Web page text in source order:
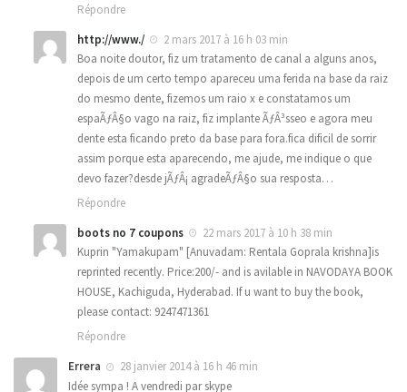
Répondre
http://www./
2 mars 2017 à 16 h 03 min
Boa noite doutor, fiz um tratamento de canal a alguns anos,
depois de um certo tempo apareceu uma ferida na base da raiz
do mesmo dente, fizemos um raio x e constatamos um
espaÃƒÂ§o vago na raiz, fiz implante ÃƒÂ³sseo e agora meu
dente esta ficando preto da base para fora.fica dificil de sorrir
assim porque esta aparecendo, me ajude, me indique o que
devo fazer?desde jÃƒÂ¡ agradeÃƒÂ§o sua resposta…
Répondre
boots no 7 coupons
22 mars 2017 à 10 h 38 min
Kuprin "Yamakupam" [Anuvadam: Rentala Goprala krishna]is
reprinted recently. Price:200/- and is avilable in NAVODAYA BOOK
HOUSE, Kachiguda, Hyderabad. If u want to buy the book,
please contact: 9247471361
Répondre
Errera
28 janvier 2014 à 16 h 46 min
Idée sympa ! A vendredi par skype